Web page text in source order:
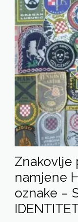
Znakovlje
namjene
oznake –